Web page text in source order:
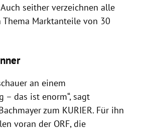
seither verzeichnen alle
Thema Marktanteile von 30
an einem
– das ist enorm“, sagt
zum KURIER. Für ihn
voran der ORF, die